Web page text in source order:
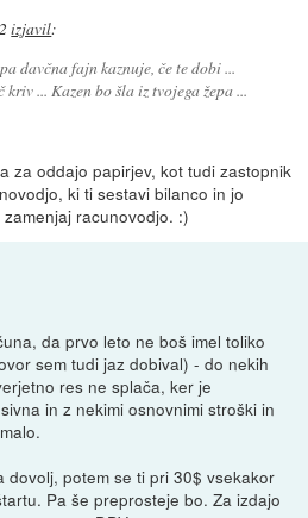
izjavil:
davčna fajn kaznuje, če te dobi ...
... Kazen bo šla iz tvojega žepa ...
za oddajo papirjev, kot tudi zastopnik
ki ti sestavi bilanco in jo
racunovodjo. :)
da prvo leto ne boš imel toliko
sem tudi jaz dobival) - do nekih
res ne splača, ker je
in z nekimi osnovnimi stroški in
dovolj, potem se ti pri 30$ vsekakor
Pa še preprosteje bo. Za izdajo